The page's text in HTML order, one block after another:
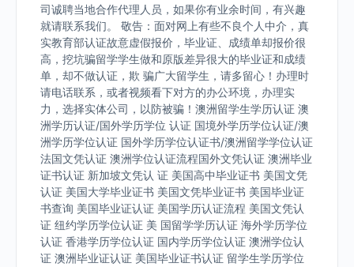
司诚聘当地合作代理人员，如果你有业余时间，有兴趣
就请联系我们。 敬告：面对网上有些不良个人中介，真
实教育部认证故意虚假报价，毕业证、成绩单却报价很
高，挖坑骗留学学生做和原版差异很大的毕业证和成绩
单，却不做认证，欺 骗广大留学生，请多留心！办理时
请电话联系，或者视频看下对方的办公环境，办理实
力，选择实体公司，以防被骗！澳洲留学生学历认证 澳
洲学历认证/国外学历学位 认证 国境外学历学位认证/澳
洲学历学位认证 国外学历学位认证书/澳洲留学学位认证
法国文凭认证 澳洲学位认证流程国外文凭认证 澳洲毕业
证书认证 新加坡文凭认 证 美国高中毕业证书 美国文凭
认证 美国大学毕业证书 美国文凭毕业证书 美国毕业证
书查询 美国毕业证认证 美国学历认证流程 美国文凭认
证 纽约学历学位认证 美 国留学学历认证 海外学历学位
认证 香港学历学位认证 国内学历学位认证 澳洲学位认
证 澳洲毕业证认证 美国毕业证书认证 留学生学历学位